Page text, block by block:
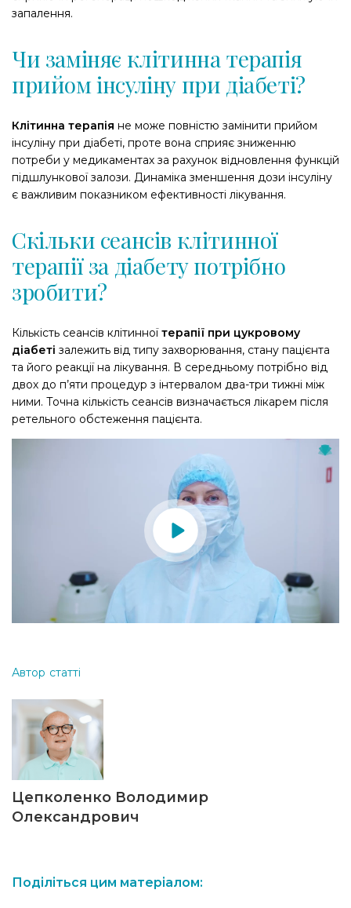
запалення.
Чи заміняє клітинна терапія
прийом інсуліну при діабеті?
Клітинна терапія не може повністю замінити прийом
інсуліну при діабеті, проте вона сприяє зниженню
потреби у медикаментах за рахунок відновлення функцій
підшлункової залози. Динаміка зменшення дози інсуліну
є важливим показником ефективності лікування.
Скільки сеансів клітинної
терапії за діабету потрібно
зробити?
Кількість сеансів клітинноїтерапії при цукровому
діабеті залежить від типу захворювання, стану пацієнта
та його реакції на лікування. В середньому потрібно від
двох до п’яти процедур з інтервалом два-три тижні між
ними. Точна кількість сеансів визначається лікарем після
ретельного обстеження пацієнта.
Автор статті
Цепколенко Володимир
Олександрович
Поділіться цим матеріалом: